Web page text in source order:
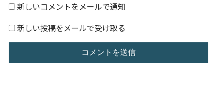
新しいコメントをメールで通知
新しい投稿をメールで受け取る